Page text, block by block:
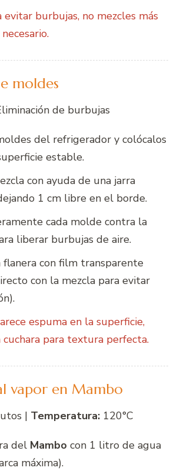
evitar burbujas, no mezcles más
moldes
de burbujas
del refrigerador y colócalos
estable.
con ayuda de una jarra
1 cm libre en el borde.
cada molde contra la
liberar burbujas de aire.
flanera con film transparente
con la mezcla para evitar
espuma en la superficie,
para textura perfecta.
vapor en Mambo
| Temperatura: 120°C
del Mambo con 1 litro de agua
máxima).